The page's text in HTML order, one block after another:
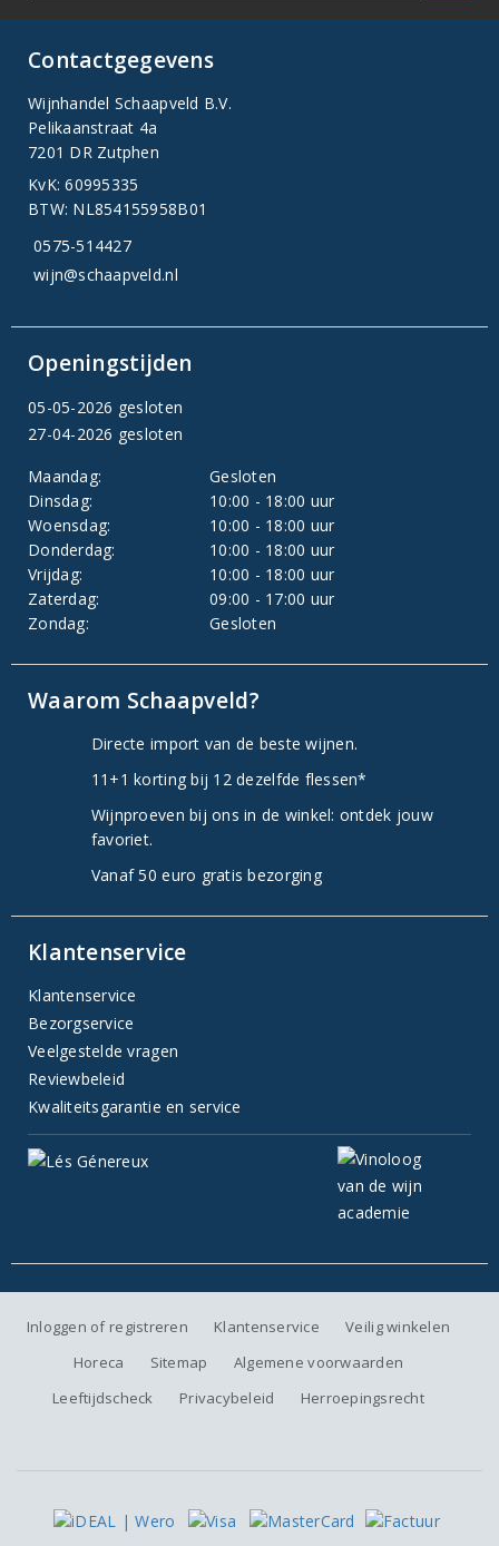
Contactgegevens
Wijnhandel Schaapveld B.V.
Pelikaanstraat 4a
7201 DR Zutphen
KvK: 60995335
BTW: NL854155958B01
0575-514427
wijn@schaapveld.nl
Openingstijden
05-05-2026 gesloten
27-04-2026 gesloten
Maandag:
Gesloten
Dinsdag:
10:00 - 18:00 uur
Woensdag:
10:00 - 18:00 uur
Donderdag:
10:00 - 18:00 uur
Vrijdag:
10:00 - 18:00 uur
Zaterdag:
09:00 - 17:00 uur
Zondag:
Gesloten
Waarom Schaapveld?
Directe import van de beste wijnen.
11+1 korting bij 12 dezelfde flessen*
Wijnproeven bij ons in de winkel: ontdek jouw
favoriet.
Vanaf 50 euro gratis bezorging
Klantenservice
Klantenservice
Bezorgservice
Veelgestelde vragen
Reviewbeleid
Kwaliteitsgarantie en service
Inloggen of registreren Klantenservice
Veilig winkelen
Horeca
Sitemap
Algemene voorwaarden
Leeftijdscheck
Privacybeleid Herroepingsrecht